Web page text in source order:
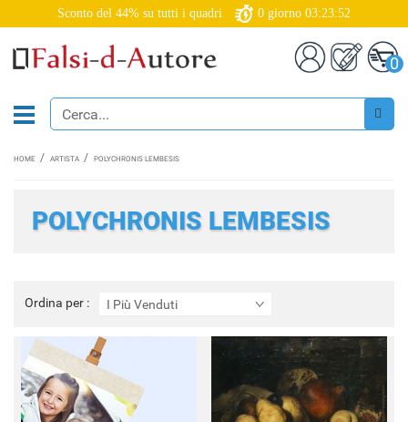
Sconto del 44% su tutti i quadri 0 giorno 03:23:50
0
HOME ARTISTA POLYCHRONIS LEMBESIS
POLYCHRONIS LEMBESIS
Ordina per : I Più Venduti
Ordina
per